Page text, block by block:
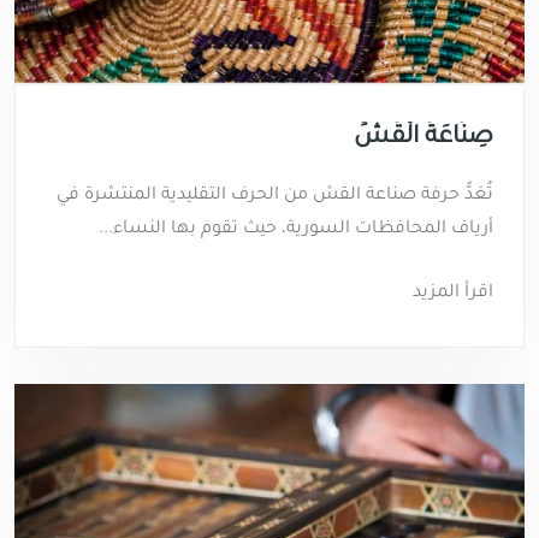
صِنَاعَةُ الْقَشِّ
تُعَدُّ حرفة صناعة القش من الحرف التقليدية المنتشرة في
أرياف المحافظات السورية، حيث تقوم بها النساء...
اقرأ المزيد